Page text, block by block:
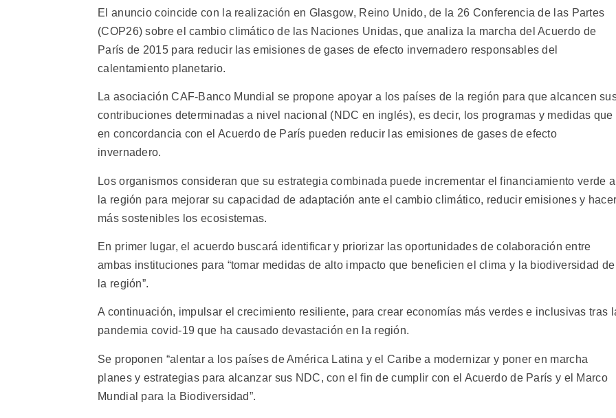
El anuncio coincide con la realización en Glasgow, Reino Unido, de la 26 Conferencia de las Partes
(COP26) sobre el cambio climático de las Naciones Unidas, que analiza la marcha del Acuerdo de
París de 2015 para reducir las emisiones de gases de efecto invernadero responsables del
calentamiento planetario.
La asociación CAF-Banco Mundial se propone apoyar a los países de la región para que alcancen
contribuciones determinadas a nivel nacional (NDC en inglés), es decir, los programas y medidas que
en concordancia con el Acuerdo de París pueden reducir las emisiones de gases de efecto
invernadero.
Los organismos consideran que su estrategia combinada puede incrementar el financiamiento verde a
la región para mejorar su capacidad de adaptación ante el cambio climático, reducir emisiones y
más sostenibles los ecosistemas.
En primer lugar, el acuerdo buscará identificar y priorizar las oportunidades de colaboración entre
ambas instituciones para “tomar medidas de alto impacto que beneficien el clima y la biodiversidad de
la región”.
A continuación, impulsar el crecimiento resiliente, para crear economías más verdes e inclusivas tras
pandemia covid-19 que ha causado devastación en la región.
Se proponen “alentar a los países de América Latina y el Caribe a modernizar y poner en marcha
planes y estrategias para alcanzar sus NDC, con el fin de cumplir con el Acuerdo de París y el Marco
Mundial para la Biodiversidad”.